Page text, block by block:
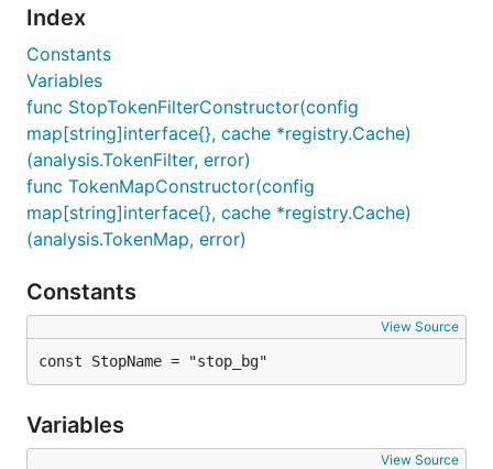
Index
Constants
Variables
func StopTokenFilterConstructor(config
map[string]interface{}, cache *registry.Cache)
(analysis.TokenFilter, error)
func TokenMapConstructor(config
map[string]interface{}, cache *registry.Cache)
(analysis.TokenMap, error)
Constants
View Source
const StopName = "stop_bg"
Variables
View Source